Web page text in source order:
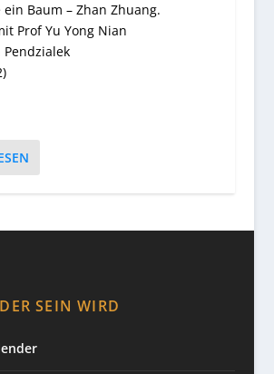
Baum – Zhan Zhuang.
Prof Yu Yong Nian
SEIN WIRD